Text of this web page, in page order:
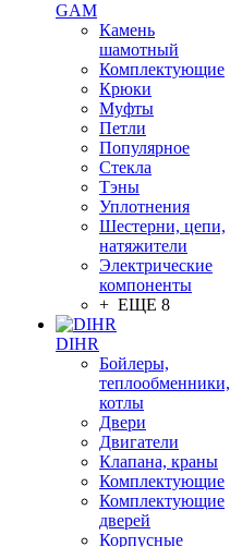
GAM
Камень
шамотный
Комплектующие
Крюки
Муфты
Петли
Популярное
Стекла
Тэны
Уплотнения
Шестерни, цепи,
натяжители
Электрические
компоненты
+ ЕЩЕ 8
DIHR
Бойлеры,
теплообменники,
котлы
Двери
Двигатели
Клапана, краны
Комплектующие
Комплектующие
дверей
Корпусные